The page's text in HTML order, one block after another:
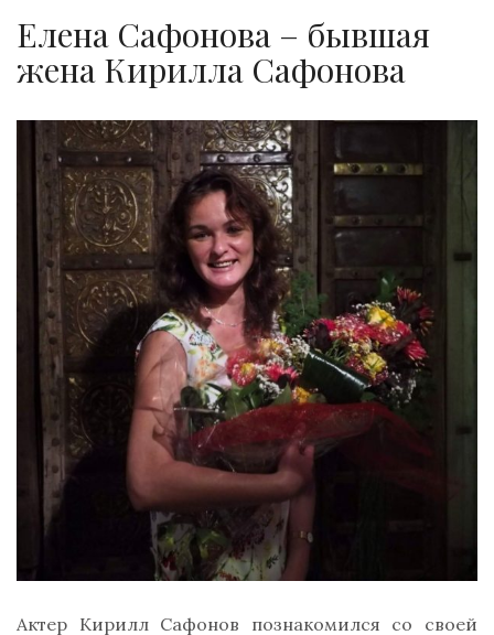
Елена Сафонова – бывшая
жена Кирилла Сафонова
Актер Кирилл Сафонов познакомился со своей